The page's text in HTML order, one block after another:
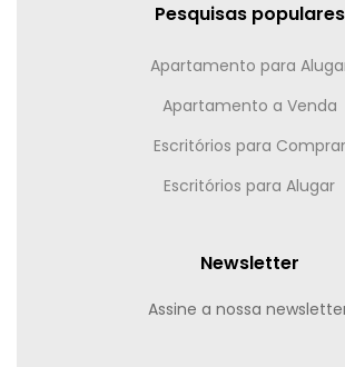
Pesquisas populares
Apartamento para
Apartamento a Venda
Escritórios para Comprar
Escritórios para Alugar
Newsletter
Assine a nossa